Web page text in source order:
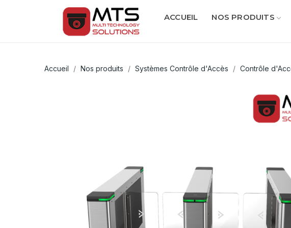
ACCUEIL NOS PRODUITS
Accueil Nos produits Systèmes Contrôle d'Accès Contrôle